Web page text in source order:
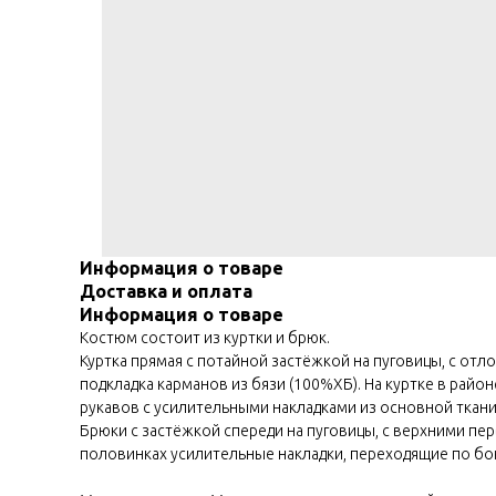
Информация о товаре
Доставка и оплата
Информация о товаре
Костюм состоит из куртки и брюк.
Куртка прямая с потайной застёжкой на пуговицы, с
подкладка карманов из бязи (100%ХБ). На куртке в
рукавов с усилительными накладками из основной
Брюки с застёжкой спереди на пуговицы, с верхними
половинках усилительные накладки, переходящие по